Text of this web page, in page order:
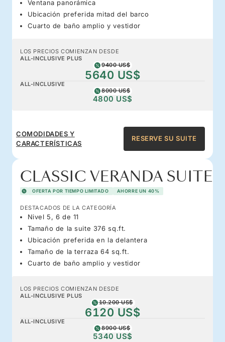
Ventana panorámica
Ubicación preferida mitad del barco
Cuarto de baño amplio y vestidor
LOS PRECIOS COMIENZAN DESDE
ALL-INCLUSIVE PLUS
9400 US$
5640 US$
ALL-INCLUSIVE
8000 US$
4800 US$
COMODIDADES Y
CARACTERÍSTICAS
RESERVE SU SUITE
CLASSIC VERANDA SUITE
OFERTA POR TIEMPO LIMITADO AHORRE UN 40%
DESTACADOS DE LA CATEGORÍA
Nivel 5, 6 de 11
Tamaño de la suite 376 sq.ft.
Ubicación preferida en la delantera
Tamaño de la terraza 64 sq.ft.
Cuarto de baño amplio y vestidor
LOS PRECIOS COMIENZAN DESDE
ALL-INCLUSIVE PLUS
10.200 US$
6120 US$
ALL-INCLUSIVE
8900 US$
5340 US$